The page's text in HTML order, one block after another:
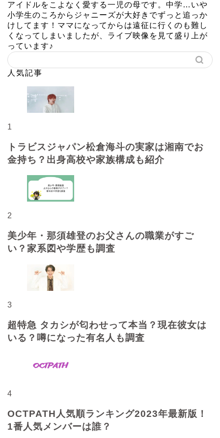
アイドルをこよなく愛する一児の母です。中学…いや
小学生のころからジャニーズが大好きでずっと追っか
けしてます！ママになってからは遠征に行くのも難し
くなってしまいましたが、ライブ映像を見て盛り上が
っています♪
人気記事
1
トラビスジャパン松倉海斗の実家は湘南でお
金持ち？出身高校や家族構成も紹介
2
美少年・那須雄登のお父さんの職業がすご
い？家系図や学歴も調査
3
超特急 タカシが匂わせって本当？現在彼女は
いる？噂になった有名人も調査
4
OCTPATH人気順ランキング2023年最新版！
1番人気メンバーは誰？